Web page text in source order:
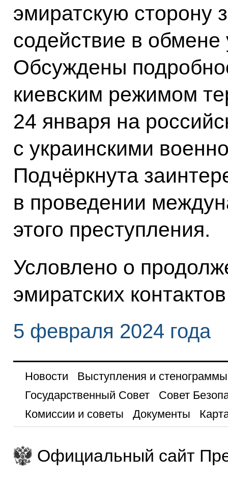
эмиратскую сторону
содействие в
Обсуждены
киевским режимом
24 января на
с украинскими
Подчёркнута
в проведении
этого преступления.
Условлено о
эмиратских
5 февраля 2024 года
Новости
Выступления и стенограммы
Государственный Совет
Совет
Комиссии и советы
Документы
Официальный сайт